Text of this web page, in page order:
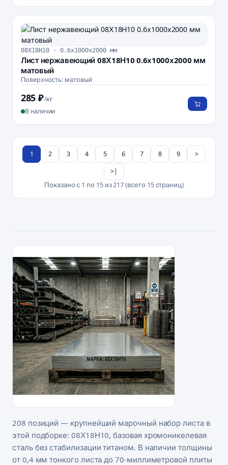
08Х18Н10 · 0.6х1000х2000 мм
Лист нержавеющий 08Х18Н10 0.6х1000х2000 мм
матовый
Поверхность: матовый
285 ₽/кг
В наличии
1 2 3 4 5 6 7 8 9
>
>|
Показано с 1 по 15 из 217 (всего 15 страниц)
208 позиций — крупнейший марочный набор листа в
этой подборке: 08Х18Н10, базовая хромоникелевая
сталь без стабилизации титаном. В наличии толщины
от 0,4 мм тонкого листа до 70-миллиметровой плиты